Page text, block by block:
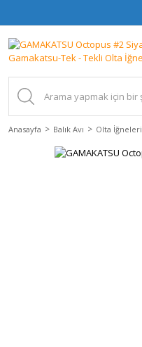
Anasayfa Balık Avı Olta İğneleri